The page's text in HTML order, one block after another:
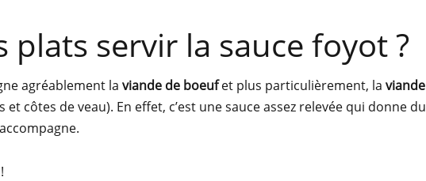
plats servir la sauce foyot ?
agréablement la viande de boeufet plus particulièrement, la viande
et côtes de veau). En effet, c’est une sauce assez relevée qui donne du